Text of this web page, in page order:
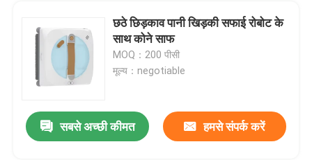
छठे छिड़काव पानी खिड़की सफाई रोबोट के
साथ कोने साफ
MOQ：200 पीसी
मूल्य：negotiable
सबसे अच्छी कीमत हमसे संपर्क करें